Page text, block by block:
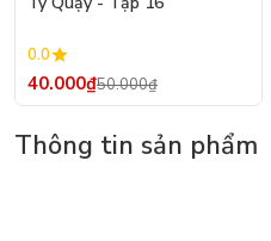
0.0
40.000₫50.000₫
Thông tin sản phẩm